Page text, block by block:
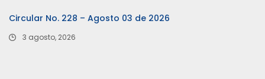
Circular No. 228 – Agosto 03 de 2026
3 agosto, 2026